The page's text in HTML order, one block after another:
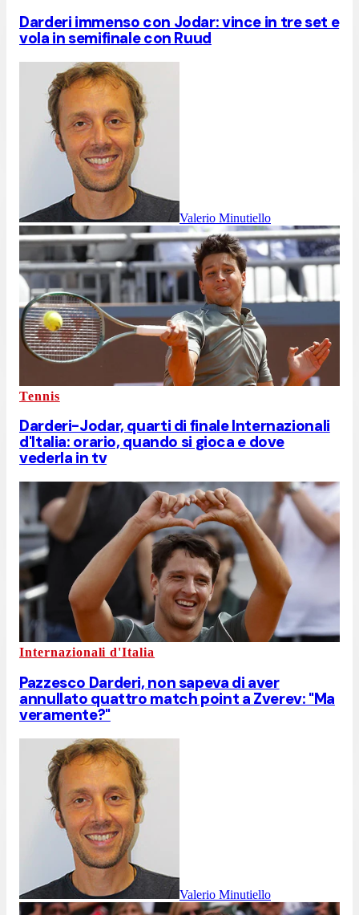
Darderi immenso con Jodar: vince in tre set e
vola in semifinale con Ruud
Valerio Minutiello
Tennis
Darderi-Jodar, quarti di finale Internazionali
d'Italia: orario, quando si gioca e dove
vederla in tv
Internazionali d'Italia
Pazzesco Darderi, non sapeva di aver
annullato quattro match point a Zverev: "Ma
veramente?"
Valerio Minutiello